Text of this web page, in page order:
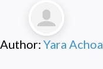
Author: Yara Achoa